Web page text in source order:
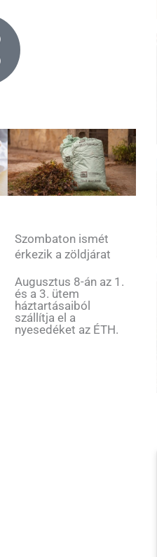
Szombaton ismét
érkezik a zöldjárat
Augusztus 8-án az 1.
és a 3. ütem
háztartásaiból
szállítja el a
nyesedéket az ÉTH.